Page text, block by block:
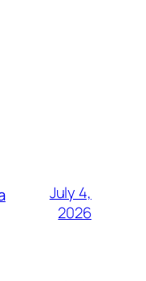
July 4,
2026